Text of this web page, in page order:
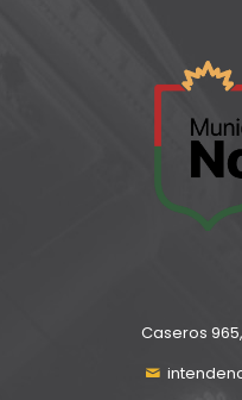
Caseros